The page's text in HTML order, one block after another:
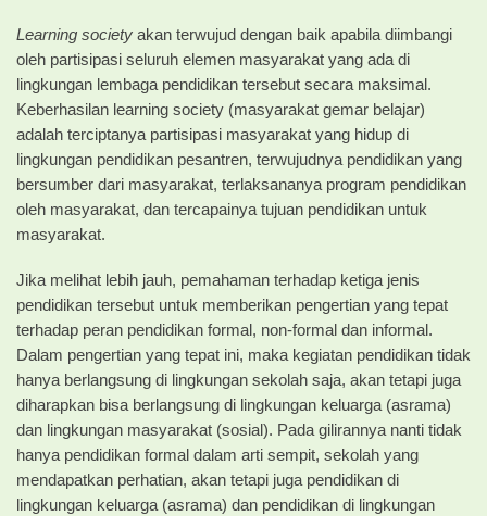
Learning society akan terwujud dengan baik apabila diimbangi
oleh partisipasi seluruh elemen masyarakat yang ada di
lingkungan lembaga pendidikan tersebut secara maksimal.
Keberhasilan learning society (masyarakat gemar belajar)
adalah terciptanya partisipasi masyarakat yang hidup di
lingkungan pendidikan pesantren, terwujudnya pendidikan yang
bersumber dari masyarakat, terlaksananya program pendidikan
oleh masyarakat, dan tercapainya tujuan pendidikan untuk
masyarakat.
Jika melihat lebih jauh, pemahaman terhadap ketiga jenis
pendidikan tersebut untuk memberikan pengertian yang tepat
terhadap peran pendidikan formal, non-formal dan informal.
Dalam pengertian yang tepat ini, maka kegiatan pendidikan tidak
hanya berlangsung di lingkungan sekolah saja, akan tetapi juga
diharapkan bisa berlangsung di lingkungan keluarga (asrama)
dan lingkungan masyarakat (sosial). Pada gilirannya nanti tidak
hanya pendidikan formal dalam arti sempit, sekolah yang
mendapatkan perhatian, akan tetapi juga pendidikan di
lingkungan keluarga (asrama) dan pendidikan di lingkungan